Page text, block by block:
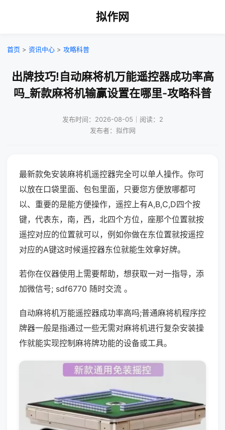
拟作网
首页 > 资讯中心 > 攻略科普
出牌技巧!自动麻将机万能遥控器成功率高
吗_新款麻将机输赢设置在哪里-攻略科普
发布时间：2026-08-05｜阅读：2
发布者：拟作网
最新款免安装麻将机遥控器完全可以单人操作。你可
以放在口袋里面、包包里面，只要您方便放哪都可
以、重要的是能方便操作，遥控上有A,B,C,D四个按
键，代表东，南，西，北四个方位，座那个位置就按
遥控对应的位置就可以，例如你做在东位置就按遥控
对应的A键这时候遥控器东位就能生效拿好牌。
若你在仪器使用上需要帮助，想获取一对一指导，添
加微信号; sdf6770 随时交流 。
自动麻将机万能遥控器成功率高吗;普通麻将机程序控
牌器一般是指通过一些无需对麻将机进行复杂安装操
作就能实现控制麻将牌功能的设备或工具。